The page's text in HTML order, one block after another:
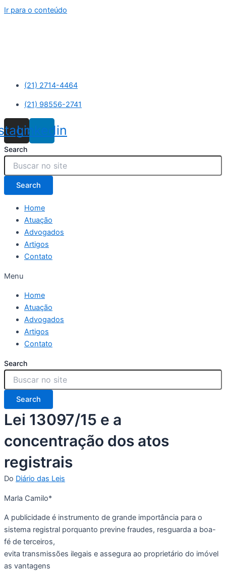
Ir para o conteúdo
(21) 2714-4464
(21) 98556-2741
Linkedin
Search
Search
Home
Atuação
Advogados
Artigos
Contato
Menu
Home
Atuação
Advogados
Artigos
Contato
Search
Search
Lei 13097/15 e a
concentração dos atos
registrais
Do Diário das Leis
Marla Camilo*
A publicidade é instrumento de grande importância para o
sistema registral porquanto previne fraudes, resguarda a boa-
fé de terceiros,
evita transmissões ilegais e assegura ao proprietário do imóvel
as vantagens